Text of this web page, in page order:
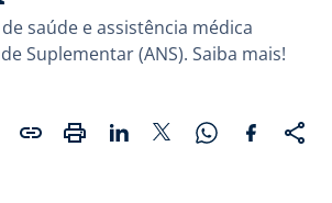
saúde e assistência médica
Suplementar (ANS). Saiba mais!